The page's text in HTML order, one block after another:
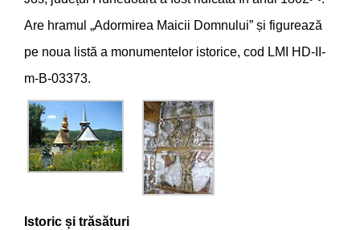
Are hramul „Adormirea Maicii Domnului” și figurează
pe noua listă a monumentelor istorice, cod LMI HD-II-
m-B-03373.
Istoric și trăsături